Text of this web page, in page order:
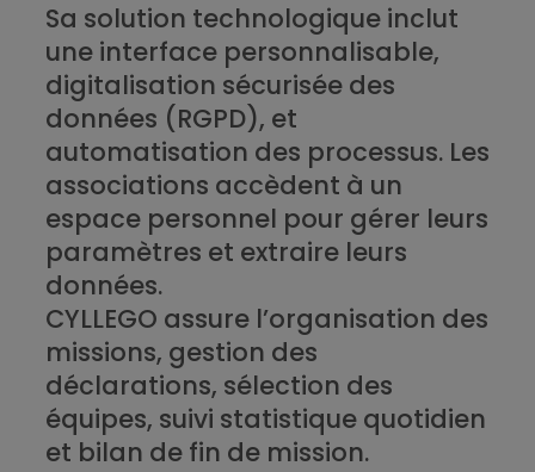
Sa solution technologique inclut
une interface personnalisable,
digitalisation sécurisée des
données (RGPD), et
automatisation des processus. Les
associations accèdent à un
espace personnel pour gérer leurs
paramètres et extraire leurs
données.
CYLLEGO assure l’organisation des
missions, gestion des
déclarations, sélection des
équipes, suivi statistique quotidien
et bilan de fin de mission.